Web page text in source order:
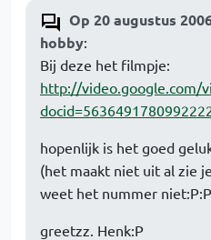
Op 20 augustus
hobby:
Bij deze het filmpje:
http://video.google.com/
hopenlijk is het goed
(het maakt niet uit al zie
weet het nummer niet:P:P
greetzz. Henk:P